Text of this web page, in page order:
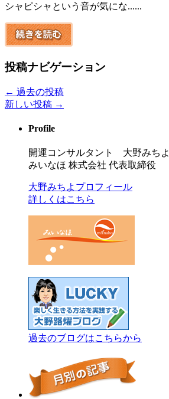
シャピシャという音が気にな......
投稿ナビゲーション
← 過去の投稿
新しい投稿 →
Profile
開運コンサルタント 大野みちよ
みいなほ 株式会社 代表取締役
大野みちよプロフィール
詳しくはこちら
過去のブログはこちらから